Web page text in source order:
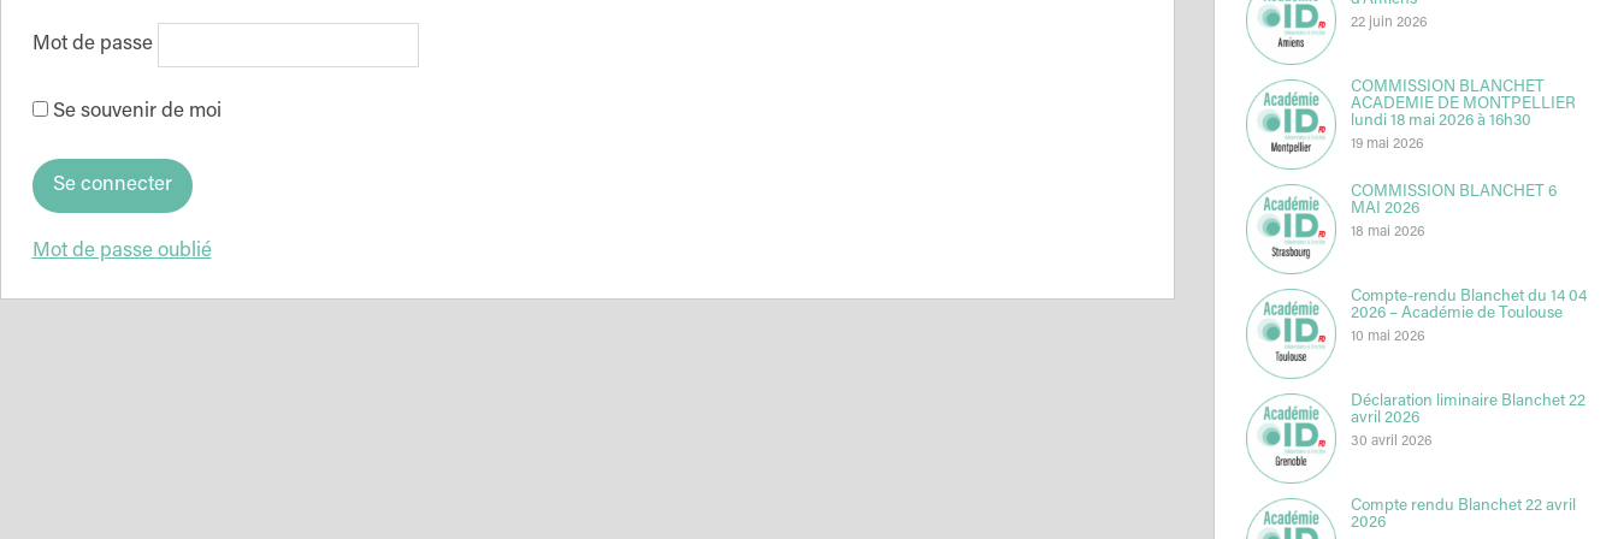
Mot de passe
Se souvenir de moi
Mot de passe oublié
22 juin 2026
COMMISSION BLANCHET
ACADEMIE DE MONTPELLIER
lundi 18 mai 2026 à 16h30
19 mai 2026
COMMISSION BLANCHET 6
MAI 2026
18 mai 2026
Compte-rendu Blanchet du 14 04
2026 – Académie de Toulouse
10 mai 2026
Déclaration liminaire Blanchet 22
avril 2026
30 avril 2026
Compte rendu Blanchet 22 avril
2026